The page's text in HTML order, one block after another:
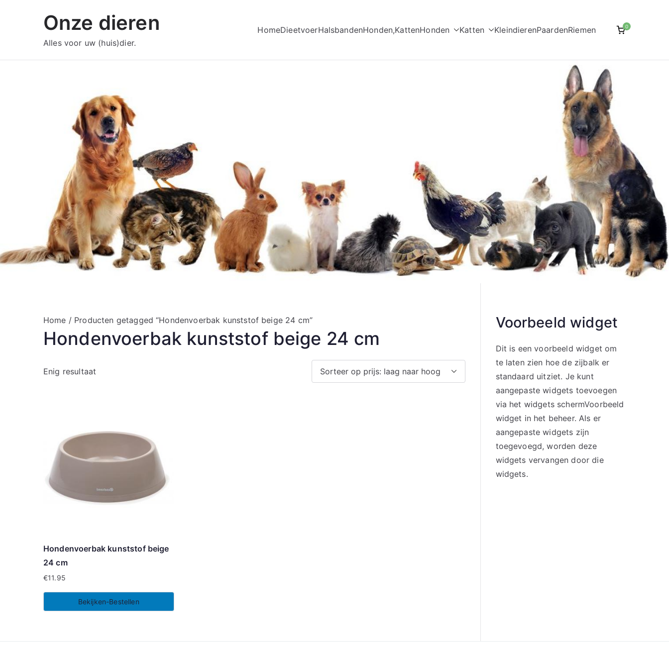
Onze dieren
Alles voor uw (huis)dier.
HomeDieetvoerHalsbandenHonden,KattenHonden Katten KleindierenPaardenRiemen 0
Home / Producten getagged “Hondenvoerbak kunststof beige 24 cm”
Hondenvoerbak kunststof beige 24 cm
Enig resultaat
Hondenvoerbak kunststof beige
24 cm
€11.95
Bekijken-Bestellen
Voorbeeld widget
Dit is een voorbeeld widget om
te laten zien hoe de zijbalk er
standaard uitziet. Je kunt
aangepaste widgets toevoegen
via het widgets schermVoorbeeld
widget in het beheer. Als er
aangepaste widgets zijn
toegevoegd, worden deze
widgets vervangen door die
widgets.